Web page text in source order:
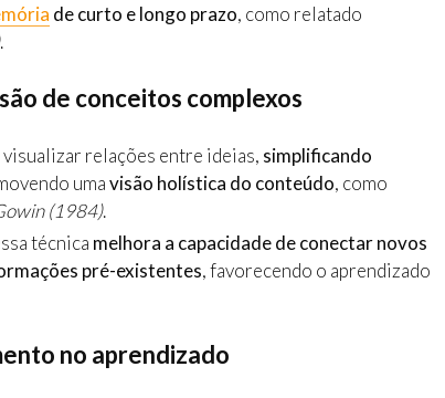
de curto e longo prazo, como relatado
.
de conceitos complexos
visualizar relações entre ideias, simplificando
umavisão holística do conteúdo, como
(1984).
técnica melhora a capacidade de conectar novos
pré-existentes, favorecendo o aprendizado
no aprendizado